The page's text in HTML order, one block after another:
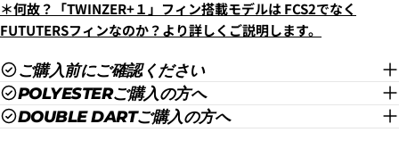
＊何故？「TWINZER+１」フィン搭載モデルは FCS2でなく
FUTUTERSフィンなのか？より詳しくご説明します。
ご購入前にご確認ください
POLYESTERご購入の方へ
DOUBLE DARTご購入の方へ